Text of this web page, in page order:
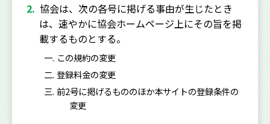
協会は、次の各号に掲げる事由が生じたとき
は、速やかに協会ホームページ上にその旨を掲
載するものとする。
この規約の変更
登録料金の変更
前2号に掲げるもののほか本サイトの登録条件の
変更